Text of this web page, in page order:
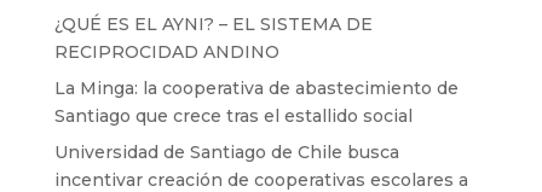
¿QUÉ ES EL AYNI? – EL SISTEMA DE
RECIPROCIDAD ANDINO
La Minga: la cooperativa de abastecimiento de
Santiago que crece tras el estallido social
Universidad de Santiago de Chile busca
incentivar creación de cooperativas escolares a